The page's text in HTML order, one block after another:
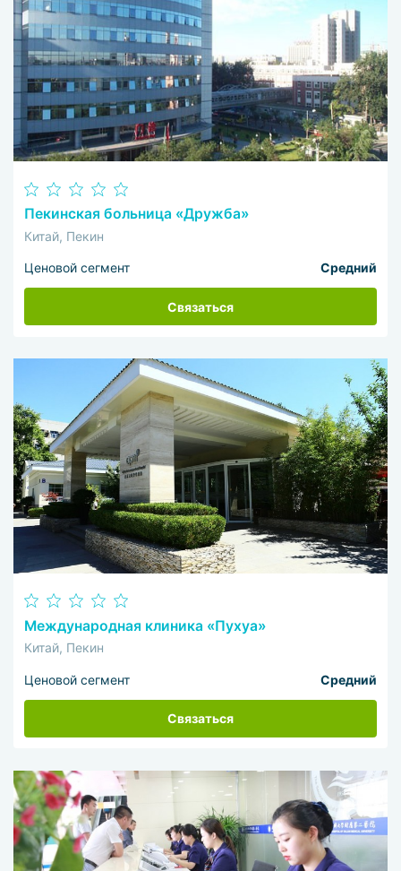
Пекинская больница «Дружба»
Китай, Пекин
Ценовой сегмент Средний
Связаться
Международная клиника «Пухуа»
Китай, Пекин
Ценовой сегмент Средний
Связаться